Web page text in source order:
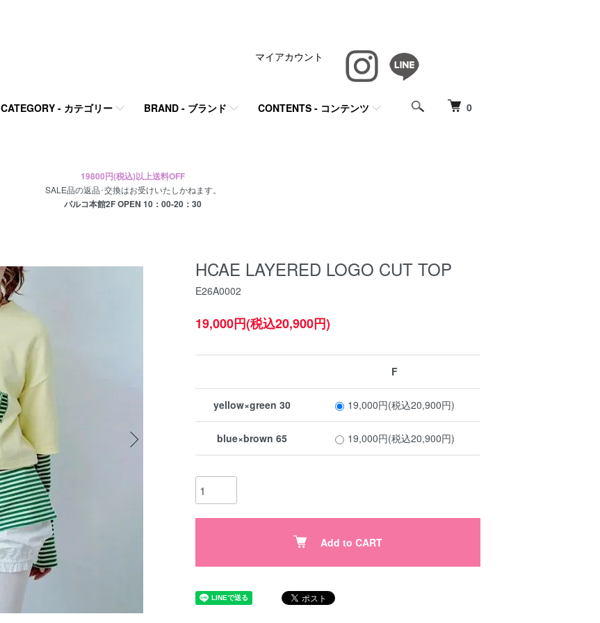
0
CATEGORY - カテゴリー BRAND - ブランド CONTENTS - コンテンツ
マイアカウント
19800円(税込)以上送料OFF
SALE品の返品･交換はお受けいたしかねます。
パルコ本館2F OPEN 10：00-20：30
HCAE LAYERED LOGO CUT TOP
E26A0002
19,000円(税込20,900円)
F
yellow×green 30 19,000円(税込20,900円)
blue×brown 65 19,000円(税込20,900円)
Add to CART